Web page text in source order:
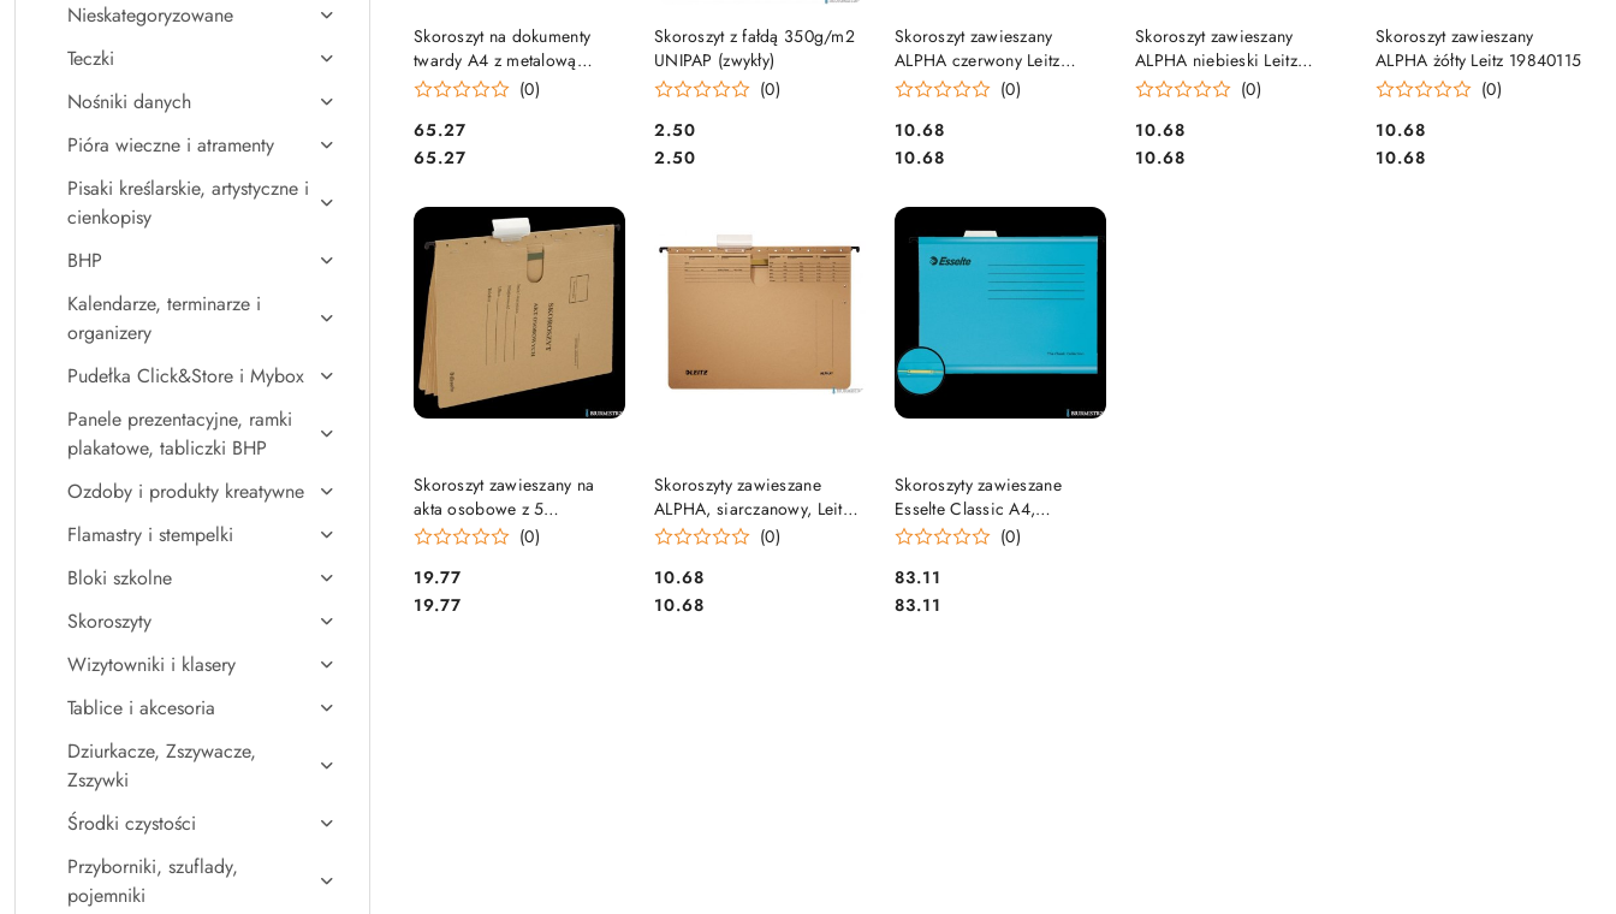
Nieskategoryzowane
Teczki
Nośniki danych
Pióra wieczne i atramenty
Pisaki kreślarskie, artystyczne i
cienkopisy
BHP
Kalendarze, terminarze i
organizery
Pudełka Click&Store i Mybox
Panele prezentacyjne, ramki
plakatowe, tabliczki BHP
Ozdoby i produkty kreatywne
Flamastry i stempelki
Bloki szkolne
Skoroszyty
Wizytowniki i klasery
Tablice i akcesoria
Dziurkacze, Zszywacze,
Zszywki
Środki czystości
Przyborniki, szuflady,
pojemniki
Skoroszyt na dokumenty
twardy A4 z metalową
zawieszką (20) PVC żółty
(0)
Cena:
65.27
Cena:
65.27
DO KOSZYKA
Skoroszyt z fałdą 350g/m2
UNIPAP (zwykły)
(0)
Cena:
2.50
Cena:
2.50
DO KOSZYKA
Skoroszyt zawieszany
ALPHA czerwony Leitz
19840125
(0)
Cena:
10.68
Cena:
10.68
DO KOSZYKA
Skoroszyt zawieszany
ALPHA niebieski Leitz
19840135
(0)
Cena:
10.68
Cena:
10.68
DO KOSZYKA
Skoroszyt zawieszany
ALPHA żółty Leitz 19840115
(0)
Cena:
10.68
Cena:
10.68
DO KOSZYKA
Skoroszyt zawieszany na
akta osobowe z 5
przekładkami ESSELTE
(0)
Cena:
19.77
Cena:
19.77
DO KOSZYKA
Skoroszyty zawieszane
ALPHA, siarczanowy, Leitz
19140100
(0)
Cena:
10.68
Cena:
10.68
DO KOSZYKA
Skoroszyty zawieszane
Esselte Classic A4,
niebieski, 10 szt. 93130
(0)
Cena:
83.11
Cena:
83.11
DO KOSZYKA